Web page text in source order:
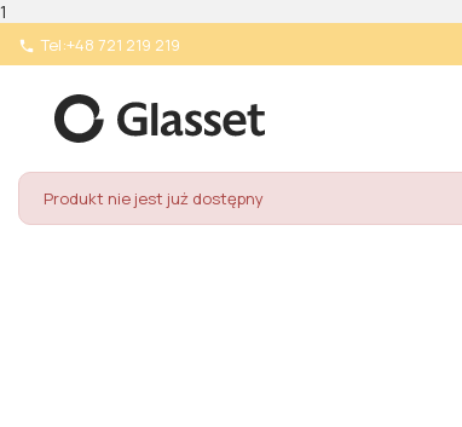
1
 Tel:+48 721 219 219
Produkt nie jest już dostępny